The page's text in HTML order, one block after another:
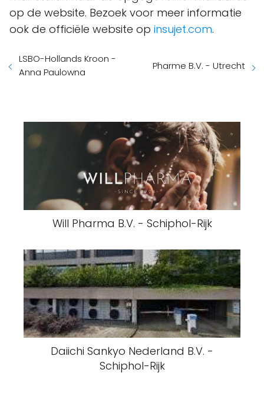
op de website. Bezoek voor meer informatie
ook de officiële website op insujet.com.
LSBO-Hollands Kroon -
Anna Paulowna
Pharme B.V. - Utrecht
Will Pharma B.V. - Schiphol-Rijk
Daiichi Sankyo Nederland B.V. -
Schiphol-Rijk